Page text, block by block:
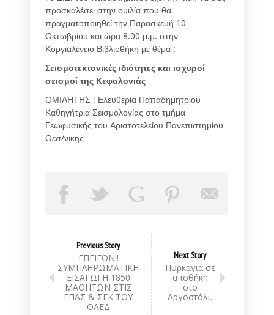
προσκαλέσει στην ομιλία που θα
πραγματοποιηθεί την Παρασκευή 10
Οκτωβρίου και ώρα 8.00 μ.μ. στην
Κοργιαλένειο Βιβλιοθήκη με θέμα :
Σεισμοτεκτονικές ιδιότητες και ισχυροί
σεισμοί της Κεφαλονιάς
ΟΜΙΛΗΤΗΣ : Ελευθερία Παπαδημητρίου
Καθηγήτρια Σεισμολογίας στο τμήμα
Γεωφυσικής του Αριστοτελείου Πανεπιστημίου
Θεσ/νικης
Previous Story
ΕΠΕΙΓΟΝ!!
ΣΥΜΠΛΗΡΩΜΑΤΙΚΗ
ΕΙΣΑΓΩΓΗ 1850
ΜΑΘΗΤΩΝ ΣΤΙΣ
ΕΠΑΣ & ΣΕΚ ΤΟΥ
ΟΑΕΔ
Next Story
Πυρκαγιά σε
αποθήκη
στο
Αργοστόλι.